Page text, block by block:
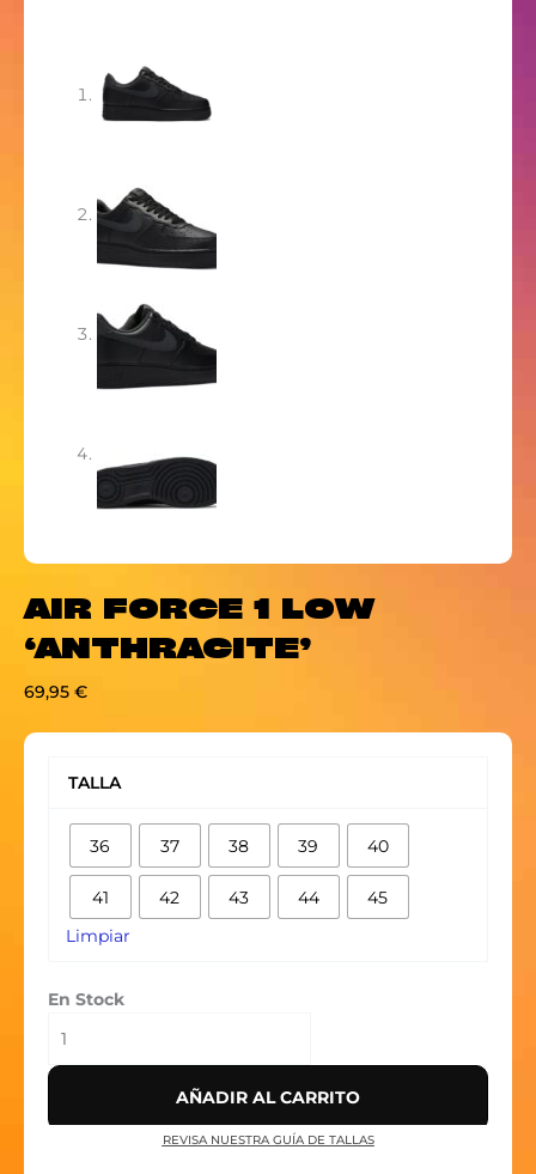
AIR FORCE 1 LOW
‘ANTHRACITE’
69,95 €
TALLA
36 37 38 39 40
41 42 43 44 45
Limpiar
En Stock
LOW
'ANTHRACITE'
cantidad
AÑADIR AL CARRITO
REVISA NUESTRA GUÍA DE TALLAS